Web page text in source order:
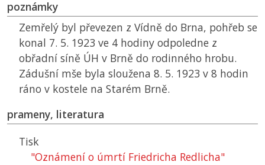
poznámky
Zemřelý byl převezen z Vídně do Brna, pohřeb se
konal 7. 5. 1923 ve 4 hodiny odpoledne z
obřadní síně ÚH v Brně do rodinného hrobu.
Zádušní mše byla sloužena 8. 5. 1923 v 8 hodin
ráno v kostele na Starém Brně.
prameny, literatura
Tisk
"Oznámení o úmrtí Friedricha Redlicha"